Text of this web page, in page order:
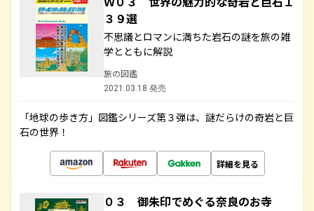
３９選
不思議とロマンに満ちた岩石の謎を旅の雑
学とともに解説
旅の図鑑
2021.03.18 発売
「地球の歩き方」図鑑シリーズ第３弾は、謎だらけの奇岩と巨
石の世界！
詳細を見る
０３ 御朱印でめぐる奈良のお寺